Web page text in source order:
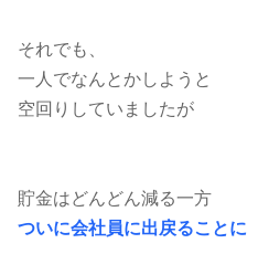
それでも、
一人でなんとかしようと
空回りしていましたが
貯金はどんどん減る一方
ついに会社員に出戻ることに